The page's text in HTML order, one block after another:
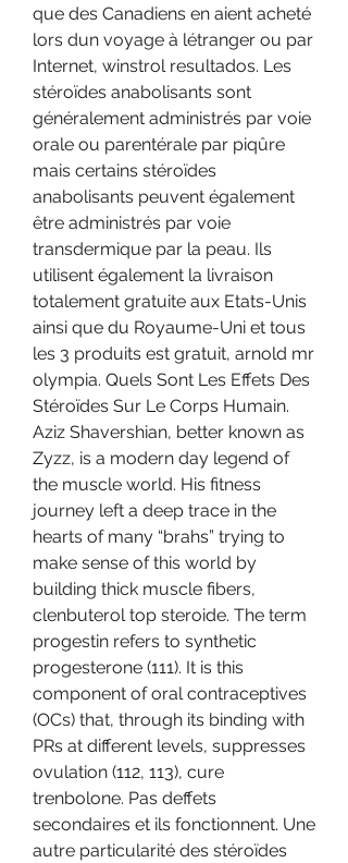
que des Canadiens en aient acheté
lors dun voyage à létranger ou par
Internet, winstrol resultados. Les
stéroïdes anabolisants sont
généralement administrés par voie
orale ou parentérale par piqûre
mais certains stéroïdes
anabolisants peuvent également
être administrés par voie
transdermique par la peau. Ils
utilisent également la livraison
totalement gratuite aux Etats-Unis
ainsi que du Royaume-Uni et tous
les 3 produits est gratuit, arnold mr
olympia. Quels Sont Les Effets Des
Stéroïdes Sur Le Corps Humain.
Aziz Shavershian, better known as
Zyzz, is a modern day legend of
the muscle world. His fitness
journey left a deep trace in the
hearts of many “brahs” trying to
make sense of this world by
building thick muscle fibers,
clenbuterol top steroide. The term
progestin refers to synthetic
progesterone (111). It is this
component of oral contraceptives
(OCs) that, through its binding with
PRs at different levels, suppresses
ovulation (112, 113), cure
trenbolone. Pas deffets
secondaires et ils fonctionnent. Une
autre particularité des stéroïdes